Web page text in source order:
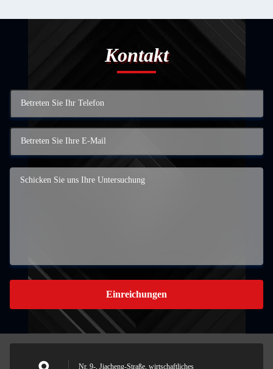
Kontakt
Einreichungen
Nr. 9-, Jiacheng-Straße, wirtschaftliches